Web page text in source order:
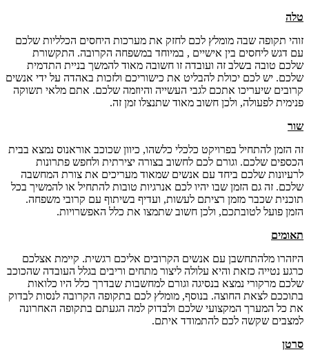
טלה
זוהי תקופה שבה מומלץ לכם לחזק את מערכות היחסים הכלליות שלכם
עם דגש ליחסים בין אישיים , במיוחד במשפחה הקרובה. התקשורת
שלכם טובה בשלב זה ועובדה זו חשובה מאוד להמשך בניית התדמית
שלכם. יש לכם יכולת להבליט את כישוריכם ולזכות באהדה על ידי אנשים
קרובים שיעריכו אתכם לגבי העשייה והיוזמה שלכם. אתם מלאי תשוקה
פנימית לפעולה, ולכן חשוב מאוד שתנצלו זמן זה.
שור
זה הזמן להתחיל בפרויקט כלכלי כלשהו, כיוון שכוכב אוראנוס נמצא בבית
הכספים שלכם. וגורם לכם לחשוב בצורה יצירתית ולחפש פתרונות
לרעיונות שלכם ביחד עם אנשים שמאוד מעריכים את צורת המחשבה
שלכם. זה גם הזמן שבו יהיו לכם אנרגיות טובות להתחיל או להמשיך בכל
תוכנית שכבר מזמן רציתם לעשות, ועדיף בשיתוף עם קרובי משפחה.
הזמן פועל לטובתכם, ולכן חשוב שתמצו את כלל האפשרויות.
תאומים
היזהרו מלהתחשבן עם אנשים הקרובים אליכם רגשית. קיימת אצלכם
כרגע נטייה כזאת והיא עלולה ליצור מתחים וריבים בגלל העובדה שהכוכב
שלכם מרקורי נמצא בנסיגה וגורם למחשבות שבדרך כלל היו כלואות
בתוככם לצאת החוצה. בנוסף, מומלץ לכם בתקופה הקרובה לנסות לבדוק
את כל המערך המקצועי שלכם ולבדוק למה הגעתם בתקופה האחרונה
למצבים שקשה לכם להתמודד איתם.
סרטן